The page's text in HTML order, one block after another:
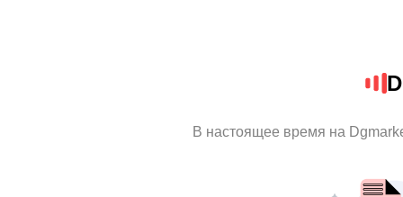
В настоящее время на